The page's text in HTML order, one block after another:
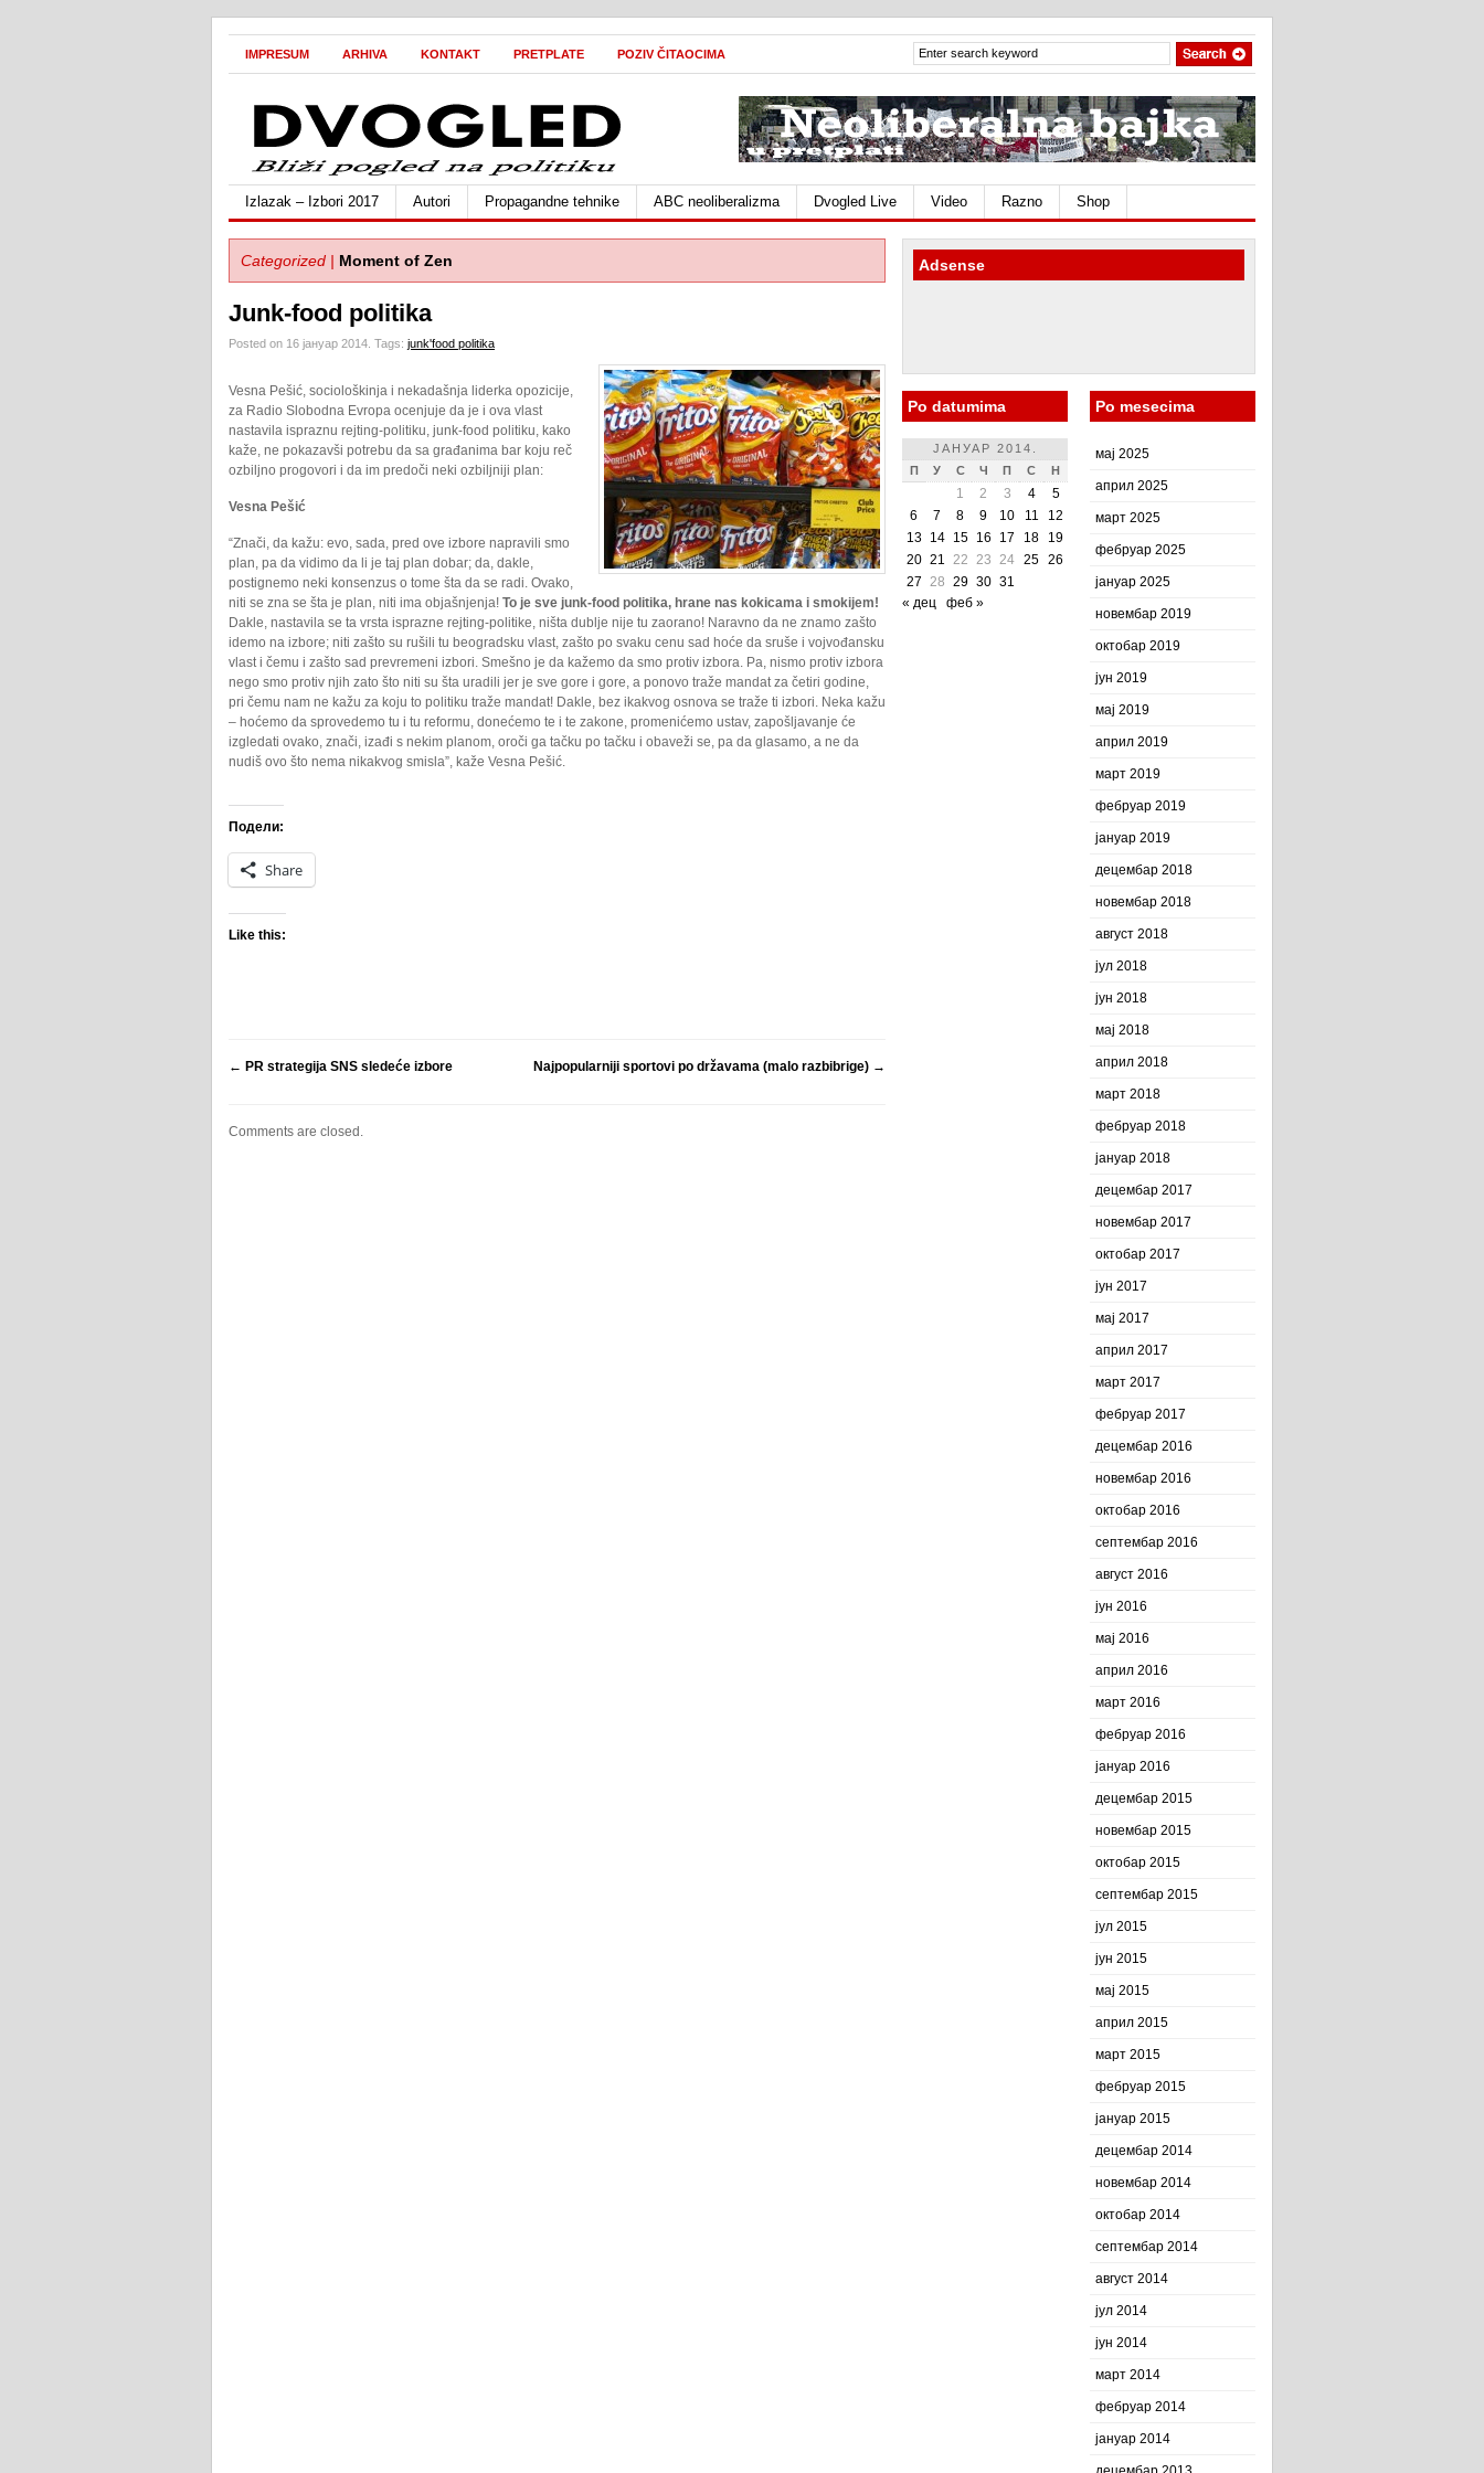
IMPRESUM ARHIVA KONTAKT PRETPLATE POZIV ČITAOCIMA
Izlazak – Izbori 2017 Autori Propagandne tehnike ABC neoliberalizma Dvogled Live Video Razno Shop
Categorized | Moment of Zen
Junk-food politika
Posted on 16 јануар 2014. Tags: junk'food politika
Vesna Pešić, sociološkinja i nekadašnja liderka opozicije,
za Radio Slobodna Evropa ocenjuje da je i ova vlast
nastavila ispraznu rejting-politiku, junk-food politiku, kako
kaže, ne pokazavši potrebu da sa građanima bar koju reč
ozbiljno progovori i da im predoči neki ozbiljniji plan:
Vesna Pešić
“Znači, da kažu: evo, sada, pred ove izbore napravili smo
plan, pa da vidimo da li je taj plan dobar; da, dakle,
postignemo neki konsenzus o tome šta da se radi. Ovako,
niti se zna se šta je plan, niti ima objašnjenja! To je sve junk-food politika, hrane nas kokicama i smokijem!
Dakle, nastavila se ta vrsta isprazne rejting-politike, ništa dublje nije tu zaorano! Naravno da ne znamo zašto
idemo na izbore; niti zašto su rušili tu beogradsku vlast, zašto po svaku cenu sad hoće da sruše i vojvođansku
vlast i čemu i zašto sad prevremeni izbori. Smešno je da kažemo da smo protiv izbora. Pa, nismo protiv izbora
nego smo protiv njih zato što niti su šta uradili jer je sve gore i gore, a ponovo traže mandat za četiri godine,
pri čemu nam ne kažu za koju to politiku traže mandat! Dakle, bez ikakvog osnova se traže ti izbori. Neka kažu
– hoćemo da sprovedemo tu i tu reformu, donećemo te i te zakone, promenićemo ustav, zapošljavanje će
izgledati ovako, znači, izađi s nekim planom, oroči ga tačku po tačku i obaveži se, pa da glasamo, a ne da
nudiš ovo što nema nikakvog smisla”, kaže Vesna Pešić.
Подели:
Share
Like this:
← PR strategija SNS sledeće izbore Najpopularniji sportovi po državama (malo razbibrige) →
Comments are closed.
Adsense
Po datumima
ЈАНУАР 2014.
П
У С Ч П С Н
1 2 3 4
5
6
7 8 9 10 11
12
13
14 15 16 17 18
19
20 21 22 23 24 25 26
27 28 29 30 31
« дец
феб »
Po mesecima
мај 2025
април 2025
март 2025
фебруар 2025
јануар 2025
новембар 2019
октобар 2019
јун 2019
мај 2019
април 2019
март 2019
фебруар 2019
јануар 2019
децембар 2018
новембар 2018
август 2018
јул 2018
јун 2018
мај 2018
април 2018
март 2018
фебруар 2018
јануар 2018
децембар 2017
новембар 2017
октобар 2017
јун 2017
мај 2017
април 2017
март 2017
фебруар 2017
децембар 2016
новембар 2016
октобар 2016
септембар 2016
август 2016
јун 2016
мај 2016
април 2016
март 2016
фебруар 2016
јануар 2016
децембар 2015
новембар 2015
октобар 2015
септембар 2015
јул 2015
јун 2015
мај 2015
април 2015
март 2015
фебруар 2015
јануар 2015
децембар 2014
новембар 2014
октобар 2014
септембар 2014
август 2014
јул 2014
јун 2014
март 2014
фебруар 2014
јануар 2014